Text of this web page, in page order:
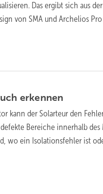
Das ergibt sich aus der
von SMA und Archelios
erkennen
kann der Solarteur den
Bereiche innerhalb des
wo ein Isolationsfehler ist